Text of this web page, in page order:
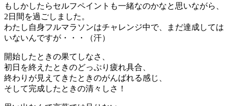
もしかしたらセルフペイントも一緒なのかなと思いながら、
2日間を過ごしました。
わたし自身フルマラソンはチャレンジ中で、まだ達成しては
いないんですが・・・（汗）
開始したときの果てしなさ、
初日を終えたときのどっぷり疲れ具合、
終わりが見えてきたときのがんばれる感じ、
そして完成したときの清々しさ！